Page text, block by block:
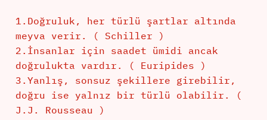
1.Doğruluk, her türlü şartlar altında
meyva verir. ( Schiller )
2.İnsanlar için saadet ümidi ancak
doğrulukta vardır. ( Euripides )
3.Yanlış, sonsuz şekillere girebilir,
doğru ise yalnız bir türlü olabilir. (
J.J. Rousseau )